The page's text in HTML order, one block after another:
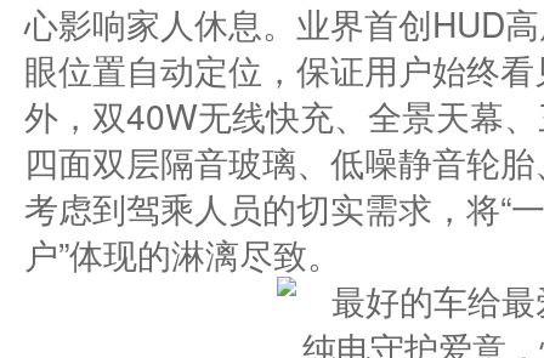
心影响家人休息。业界首创HUD
眼位置自动定位，保证用户始终
外，双40W无线快充、全景天幕
四面双层隔音玻璃、低噪静音轮
考虑到驾乘人员的切实需求，将“
户”体现的淋漓尽致。